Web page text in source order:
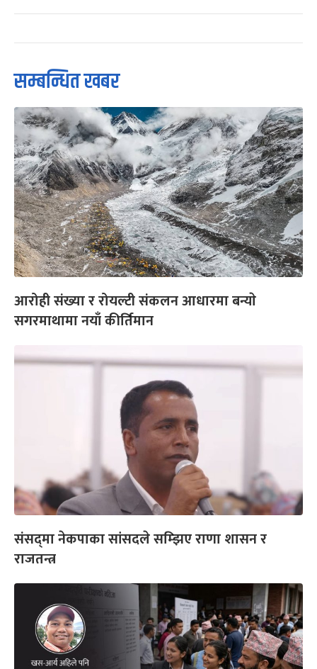
सम्बन्धित खबर
आरोही संख्या र रोयल्टी संकलन आधारमा बन्याे
सगरमाथामा नयाँ कीर्तिमान
संसद्‌मा नेकपाका सांसदले सम्झिए राणा शासन र
राजतन्त्र